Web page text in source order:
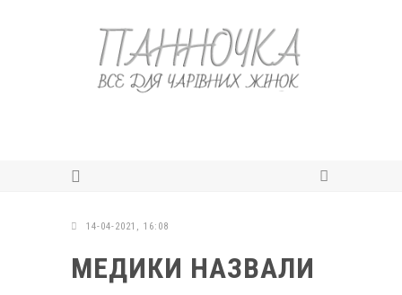
14-04-2021, 16:08
МЕДИКИ НАЗВАЛИ